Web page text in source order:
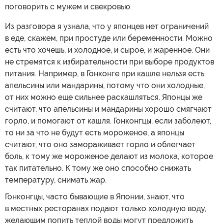
поговорить с мужем и свекровью.
Из разговора я узнала, что у японцев нет ограничений
в еде, скажем, при простуде или беременности. Можно
есть что хочешь, и холодное, и сырое, и жаренное. Они
не стремятся к избирательности при выборе продуктов
питания. Например, в Гонконге при кашле нельзя есть
апельсины или мандарины, потому что они холодные,
от них можно еще сильнее раскашляться. Японцы же
считают, что апельсины и мандарины хорошо смягчают
горло, и помогают от кашля. Гонконгцы, если заболеют,
то ни за что не будут есть мороженое, а японцы
считают, что оно замораживает горло и облегчает
боль, к тому же мороженое делают из молока, которое
так питательно. К тому же оно способно снижать
температуру, снимать жар.
Гонконгцы, часто бывающие в Японии, знают, что
в местных ресторанах подают только холодную воду,
желающим попить теплой воды могут предложить